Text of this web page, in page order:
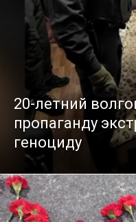
20-летний
пропаганду
геноциду